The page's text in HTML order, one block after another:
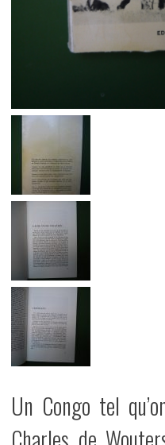
Un Congo tel